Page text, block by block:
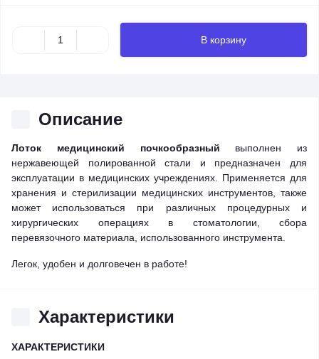
В корзину
Описание
Лоток медицинский почкообразный выполнен из
нержавеющей полированной стали и предназначен для
эксплуатации в медицинских учреждениях. Применяется для
хранения и стерилизации медицинских инструментов, также
может использоваться при различных процедурных и
хирургических операциях в стоматологии, сбора
перевязочного материала, использованного инструмента.
Легок, удобен и долговечен в работе!
Характеристики
ХАРАКТЕРИСТИКИ